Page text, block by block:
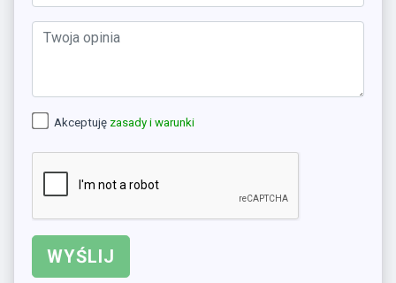
Akceptuję zasady i warunki